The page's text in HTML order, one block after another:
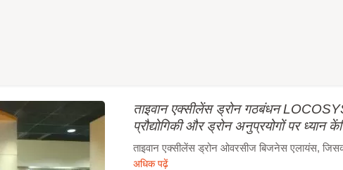
ताइवान एक्सीलेंस ड्रोन गठबंधन
प्रौद्योगिकी और ड्रोन अनुप्रयोगों पर ध्यान
ताइवान एक्सीलेंस ड्रोन ओवरसीज बिजनेस एलायंस,
अधिक पढ़ें